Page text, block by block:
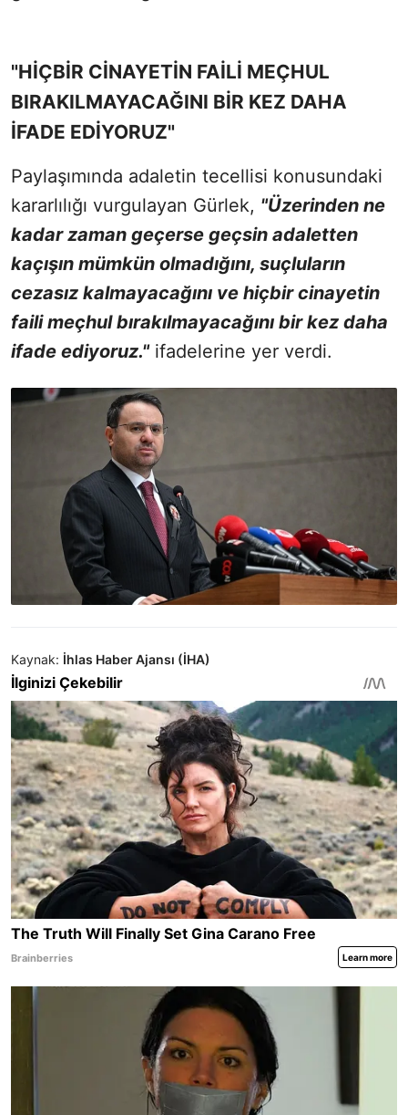
"HİÇBİR CİNAYETİN FAİLİ MEÇHUL
BIRAKILMAYACAĞINI BİR KEZ DAHA
İFADE EDİYORUZ"
Paylaşımında adaletin tecellisi konusundaki
kararlılığı vurgulayan Gürlek, "Üzerinden ne
kadar zaman geçerse geçsin adaletten
kaçışın mümkün olmadığını, suçluların
cezasız kalmayacağını ve hiçbir cinayetin
faili meçhul bırakılmayacağını bir kez daha
ifade ediyoruz."ifadelerine yer verdi.
Kaynak: İhlas Haber Ajansı (İHA)